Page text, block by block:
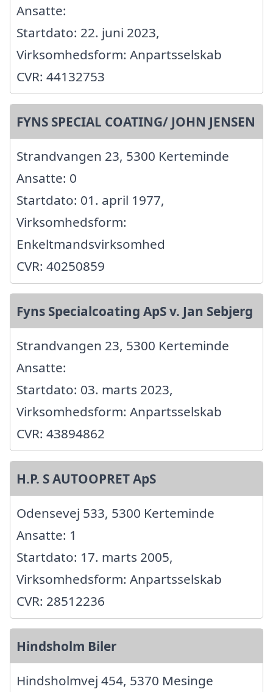
Ansatte:
Startdato: 22. juni 2023,
Virksomhedsform: Anpartsselskab
CVR: 44132753
FYNS SPECIAL COATING/ JOHN JENSEN
Strandvangen 23, 5300 Kerteminde
Ansatte: 0
Startdato: 01. april 1977,
Virksomhedsform:
Enkeltmandsvirksomhed
CVR: 40250859
Fyns Specialcoating ApS v. Jan Sebjerg
Strandvangen 23, 5300 Kerteminde
Ansatte:
Startdato: 03. marts 2023,
Virksomhedsform: Anpartsselskab
CVR: 43894862
H.P. S AUTOOPRET ApS
Odensevej 533, 5300 Kerteminde
Ansatte: 1
Startdato: 17. marts 2005,
Virksomhedsform: Anpartsselskab
CVR: 28512236
Hindsholm Biler
Hindsholmvej 454, 5370 Mesinge